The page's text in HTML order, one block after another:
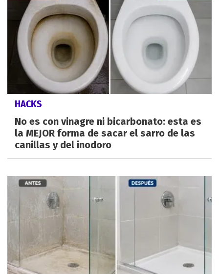
HACKS
No es con vinagre ni bicarbonato: esta es
la MEJOR forma de sacar el sarro de las
canillas y del inodoro